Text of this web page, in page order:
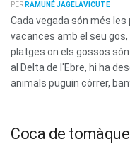
PER RAMUNÉ JAGELAVICUTE
Cada vegada són més
vacances amb el seu
platges on els gossos
al Delta de l'Ebre, hi ha
animals puguin córrer,
Coca de